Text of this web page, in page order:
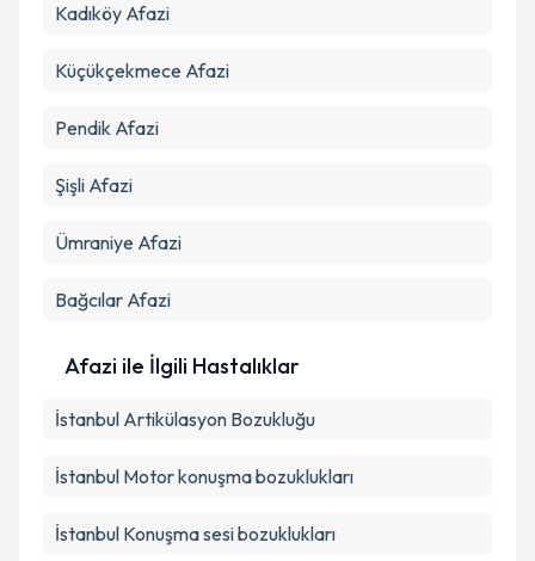
Kadıköy Afazi
Küçükçekmece Afazi
Pendik Afazi
Şişli Afazi
Ümraniye Afazi
Bağcılar Afazi
Afazi ile İlgili Hastalıklar
İstanbul Artikülasyon Bozukluğu
İstanbul Motor konuşma bozuklukları
İstanbul Konuşma sesi bozuklukları